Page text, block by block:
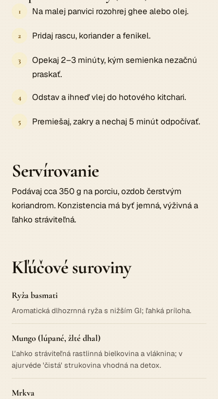
Na malej panvici rozohrej ghee alebo olej.
Pridaj rascu, koriander a fenikel.
Opekaj 2–3 minúty, kým semienka nezačnú
praskať.
Odstav a ihneď vlej do hotového kitchari.
Premiešaj, zakry a nechaj 5 minút odpočívať.
Servírovanie
Podávaj cca 350 g na porciu, ozdob čerstvým
koriandrom. Konzistencia má byť jemná, výživná a
ľahko stráviteľná.
Kľúčové suroviny
Ryža basmati
Aromatická dlhozrnná ryža s nižším GI; ľahká príloha.
Mungo (lúpané, žlté dhal)
Ľahko stráviteľná rastlinná bielkovina a vláknina; v
ajurvéde 'čistá' strukovina vhodná na detox.
Mrkva